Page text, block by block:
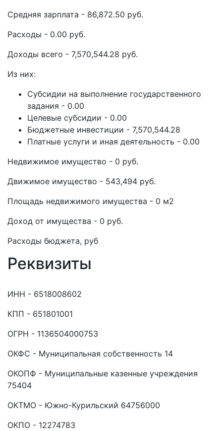
Средняя зарплата - 86,872.50 руб.
Расходы - 0.00 руб.
Доходы всего - 7,570,544.28 руб.
Из них:
Субсидии на выполнение государственного
задания - 0.00
Целевые субсидии - 0.00
Бюджетные инвестиции - 7,570,544.28
Платные услуги и иная деятельность - 0.00
Недвижимое имущество - 0 руб.
Движимое имущество - 543,494 руб.
Площадь недвижимого имущества - 0 м2
Доход от имущества - 0 руб.
Расходы бюджета, руб
Реквизиты
ИНН - 6518008602
КПП - 651801001
ОГРН - 1136504000753
ОКФС - Муниципальная собственность 14
ОКОПФ - Муниципальные казенные учреждения
75404
ОКТМО - Южно-Курильский 64756000
ОКПО - 12274783